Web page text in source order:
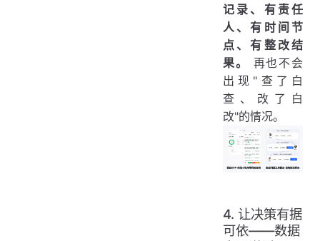
记录、有责任
人、有时间节
点、有整改结
果。
再也不会
出现"查了白
查、改了白
改"的情况。
4. 让决策有据
可依——数据